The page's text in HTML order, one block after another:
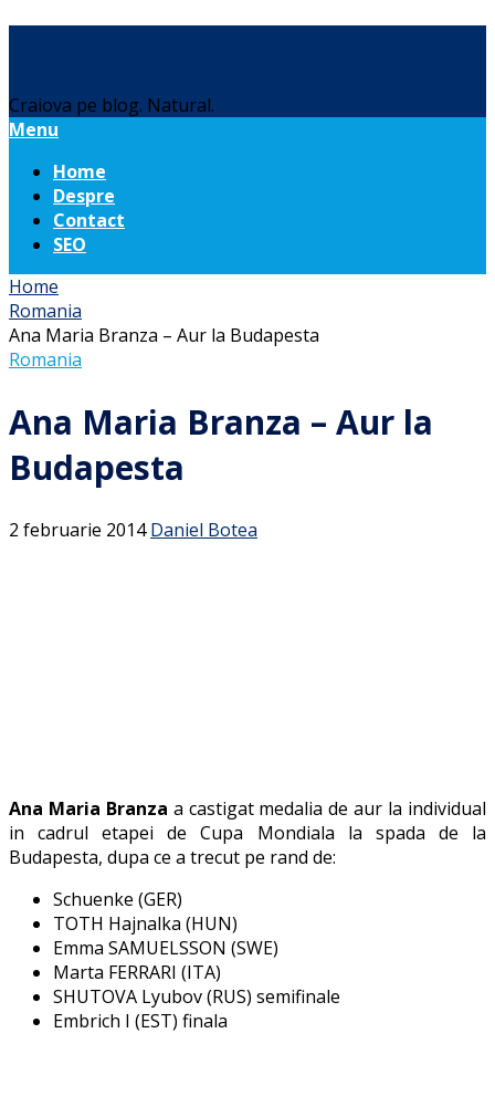
Craiova pe blog. Natural.
Menu
Home
Despre
Contact
SEO
Home
Romania
Ana Maria Branza – Aur la Budapesta
Romania
Ana Maria Branza – Aur la
Budapesta
2 februarie 2014 Daniel Botea
Ana Maria Branza a castigat medalia de aur la individual
in cadrul etapei de Cupa Mondiala la spada de la
Budapesta, dupa ce a trecut pe rand de:
Schuenke (GER)
TOTH Hajnalka (HUN)
Emma SAMUELSSON (SWE)
Marta FERRARI (ITA)
SHUTOVA Lyubov (RUS) semifinale
Embrich I (EST) finala